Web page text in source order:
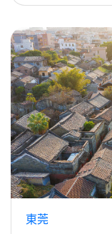
東莞